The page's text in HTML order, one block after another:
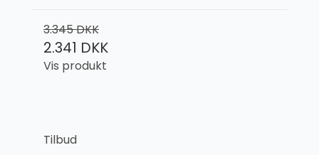
3.345 DKK
2.341 DKK
Vis produkt
Tilbud